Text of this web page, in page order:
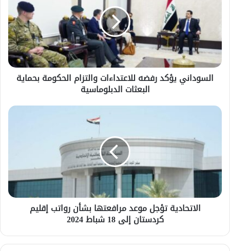
السوداني يؤكد رفضه للاعتداءات والتزام الحكومة بحماية
البعثات الدبلوماسية
الاتحادية تؤجل موعد مرافعتها بشأن رواتب إقليم
كردستان إلى 18 شباط 2024